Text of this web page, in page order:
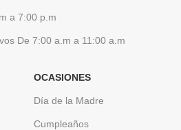
a 7:00 p.m
De 7:00 a.m a 11:00 a.m
OCASIONES
Día de la Madre
Cumpleaños